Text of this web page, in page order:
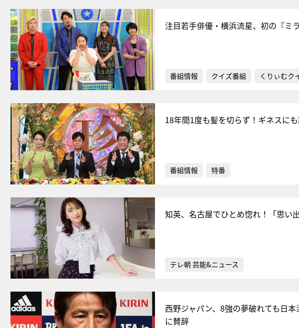
注目若手俳優・横浜流星、初の『ミ
番組情報 クイズ番組 くりぃむク
18年間1度も髪を切らず！ギネスに
番組情報 特番
知英、名古屋でひとめ惚れ！「思い
テレ朝 芸能&ニュース
西野ジャパン、8強の夢破れても日
に賛辞